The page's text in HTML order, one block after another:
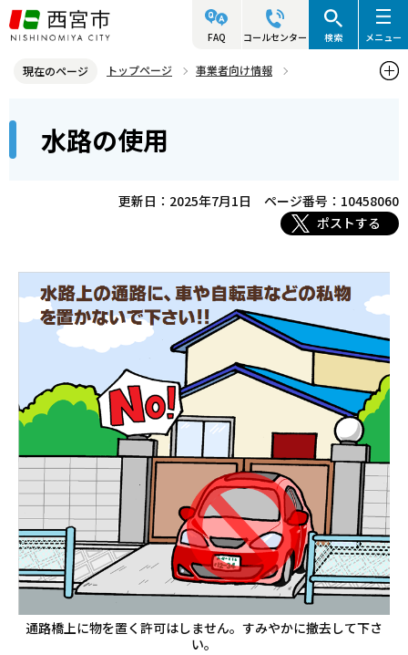
こ
の
ジ
先
FAQ コールセンター 検索 メニュー
現在のページ トップページ
事業者向け情報
こ
水路の使用
更新日：2025年7月1日
ページ番号：10458060
ポストする
通路橋上に物を置く許可はしません。すみやかに撤去して下さ
い。